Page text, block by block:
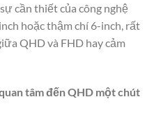
cần thiết của công nghệ
hoặc thậm chí 6-inch, rất
QHD và FHD hay cảm
tâm đến QHD một chút